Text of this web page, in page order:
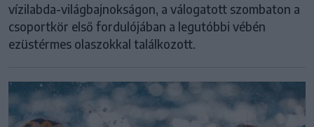
vízilabda-világbajnokságon, a válogatott szombaton a
csoportkör első fordulójában a legutóbbi vébén
ezüstérmes olaszokkal találkozott.